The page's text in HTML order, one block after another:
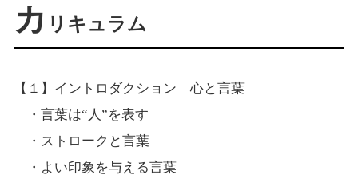
カ リキュラム
【１】イントロダクション 心と言葉
・言葉は“人”を表す
・ストロークと言葉
・よい印象を与える言葉